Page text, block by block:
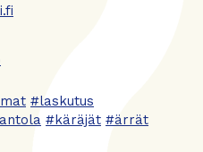
#laskutus
#käräjät #ärrät